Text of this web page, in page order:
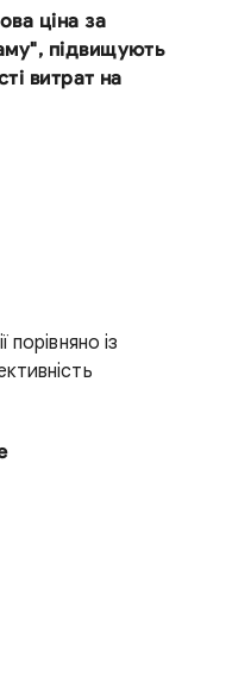
ціна за
підвищують
витрат на
порівняно із